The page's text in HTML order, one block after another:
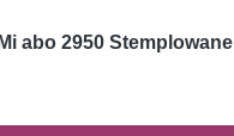
abo 2950 Stemplowane